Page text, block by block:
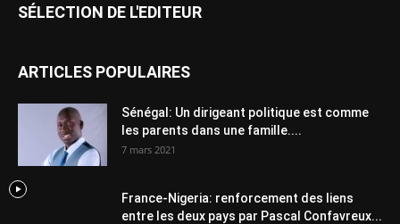
SÉLECTION DE L'EDITEUR
ARTICLES POPULAIRES
Sénégal: Un dirigeant politique est comme
les parents dans une famille....
7 mars 2021
France-Nigeria: renforcement des liens
entre les deux pays par Pascal Confavreux...